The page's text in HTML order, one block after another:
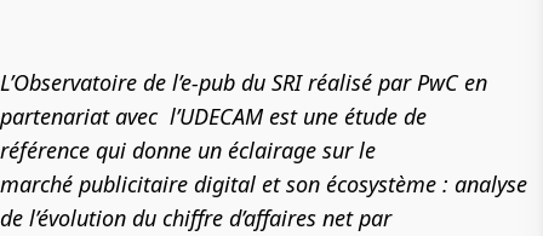
L’Observatoire de l’e-pub du SRI réalisé par PwC en
partenariat avec l’UDECAM est une étude de
référence qui donne un éclairage sur le
marché publicitaire digital et son écosystème : analyse
de l’évolution du chiffre d’affaires net par